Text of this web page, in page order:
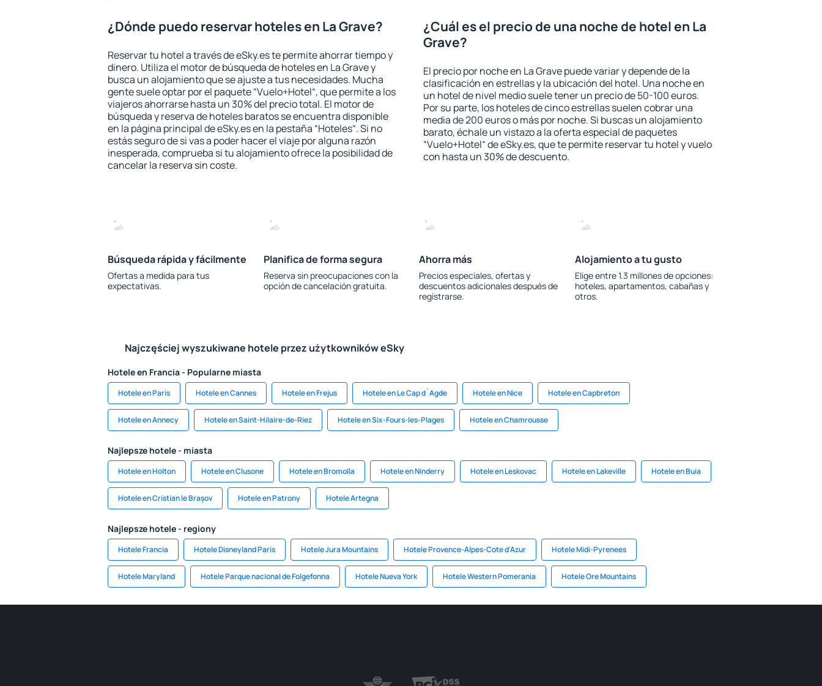
¿Dónde puedo reservar hoteles en La Grave?
Reservar tu hotel a través de eSky.es te permite ahorrar tiempo y
dinero. Utiliza el motor de búsqueda de hoteles en La Grave y
busca un alojamiento que se ajuste a tus necesidades. Mucha
gente suele optar por el paquete “Vuelo+Hotel“, que permite a los
viajeros ahorrarse hasta un 30% del precio total. El motor de
búsqueda y reserva de hoteles baratos se encuentra disponible
en la página principal de eSky.es en la pestaña “Hoteles“. Si no
estás seguro de si vas a poder hacer el viaje por alguna razón
inesperada, comprueba si tu alojamiento ofrece la posibilidad de
cancelar la reserva sin coste.
¿Cuál es el precio de una noche de hotel en La
Grave?
El precio por noche en La Grave puede variar y depende de la
clasificación en estrellas y la ubicación del hotel. Una noche en
un hotel de nivel medio suele tener un precio de 50-100 euros.
Por su parte, los hoteles de cinco estrellas suelen cobrar una
media de 200 euros o más por noche. Si buscas un alojamiento
barato, échale un vistazo a la oferta especial de paquetes
“Vuelo+Hotel“ de eSky.es, que te permite reservar tu hotel y vuelo
con hasta un 30% de descuento.
Búsqueda rápida y fácilmente
Ofertas a medida para tus
expectativas.
Planifica de forma segura
Reserva sin preocupaciones con la
opción de cancelación gratuita.
Ahorra más
Precios especiales, ofertas y
descuentos adicionales después de
registrarse.
Alojamiento a tu gusto
Elige entre 1.3 millones de opciones:
hoteles, apartamentos, cabañas y
otros.
Najczęściej wyszukiwane hotele przez użytkowników eSky
Hotele en Francia - Popularne miasta
Hotele en París Hotele en Cannes Hotele en Frejus Hotele en Le Cap d`Agde Hotele en Nice Hotele en Capbreton
Hotele en Annecy Hotele en Saint-Hilaire-de-Riez Hotele en Six-Fours-les-Plages Hotele en Chamrousse
Najlepsze hotele - miasta
Hotele en Holton Hotele en Clusone Hotele en Bromolla Hotele en Ninderry Hotele en Leskovac Hotele en Lakeville Hotele en Buia
Hotele en Cristian le Brașov Hotele en Patrony Hotele Artegna
Najlepsze hotele - regiony
Hotele Francia Hotele Disneyland Paris Hotele Jura Mountains Hotele Provence-Alpes-Cote d'Azur Hotele Midi-Pyrenees
Hotele Maryland Hotele Parque nacional de Folgefonna Hotele Nueva York Hotele Western Pomerania Hotele Ore Mountains